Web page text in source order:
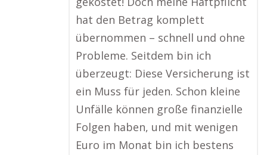
hat den Betrag komplett
übernommen – schnell und ohne
Probleme. Seitdem bin ich
überzeugt: Diese Versicherung ist
ein Muss für jeden. Schon kleine
Unfälle können große finanzielle
Folgen haben, und mit wenigen
Euro im Monat bin ich bestens